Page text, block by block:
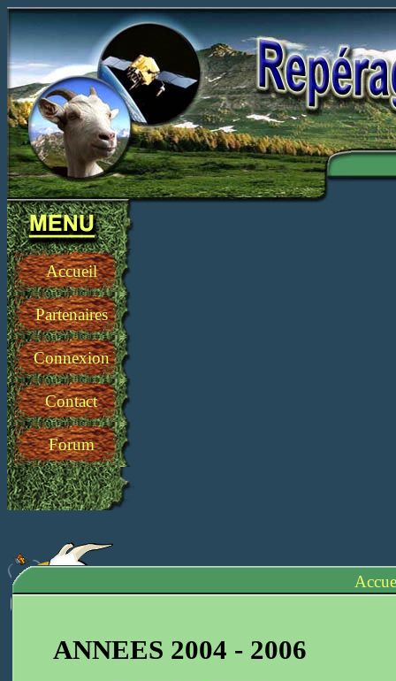
Accueil
Partenaires
Connexion
Contact
Forum
ANNEES 2004 - 2006